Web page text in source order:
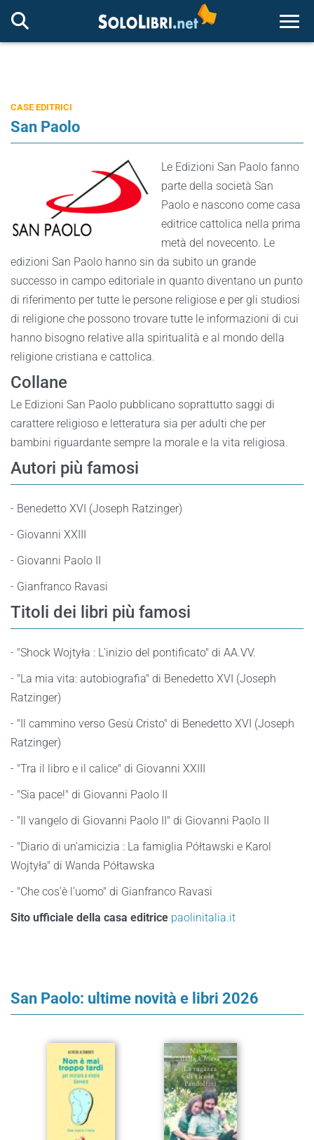
CASE EDITRICI
San Paolo
Le Edizioni San Paolo fanno
parte della società San
Paolo e nascono come casa
editrice cattolica nella prima
metà del novecento. Le
edizioni San Paolo hanno sin da subito un grande
successo in campo editoriale in quanto diventano un punto
di riferimento per tutte le persone religiose e per gli studiosi
di religione che possono trovare tutte le informazioni di cui
hanno bisogno relative alla spiritualità e al mondo della
religione cristiana e cattolica.
Collane
Le Edizioni San Paolo pubblicano soprattutto saggi di
carattere religioso e letteratura sia per adulti che per
bambini riguardante sempre la morale e la vita religiosa.
Autori più famosi
- Benedetto XVI (Joseph Ratzinger)
- Giovanni XXIII
- Giovanni Paolo II
- Gianfranco Ravasi
Titoli dei libri più famosi
- "Shock Wojtyła : L’inizio del pontificato" di AA.VV.
- "La mia vita: autobiografia" di Benedetto XVI (Joseph
Ratzinger)
- "Il cammino verso Gesù Cristo" di Benedetto XVI (Joseph
Ratzinger)
- "Tra il libro e il calice" di Giovanni XXIII
- "Sia pace!" di Giovanni Paolo II
- "Il vangelo di Giovanni Paolo II" di Giovanni Paolo II
- "Diario di un’amicizia : La famiglia Półtawski e Karol
Wojtyła" di Wanda Półtawska
- "Che cos’è l’uomo" di Gianfranco Ravasi
Sito ufficiale della casa editrice paolinitalia.it
San Paolo: ultime novità e libri 2026